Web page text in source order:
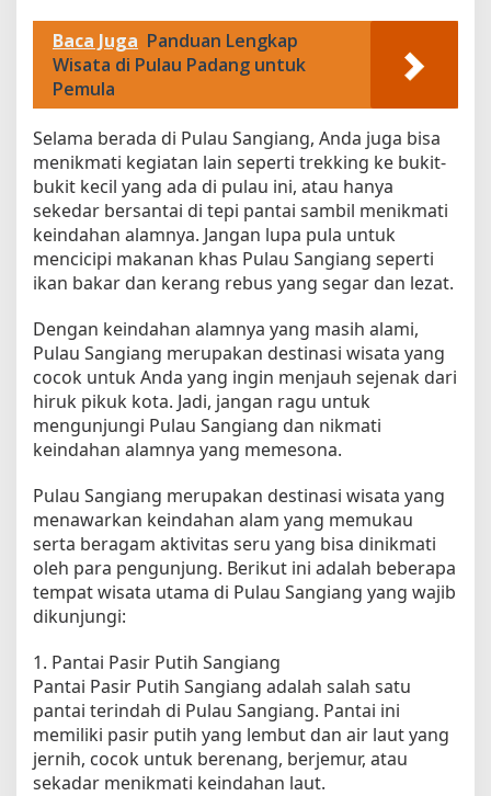
Baca Juga Panduan Lengkap
Wisata di Pulau Padang untuk
Pemula
Selama berada di Pulau Sangiang, Anda juga bisa
menikmati kegiatan lain seperti trekking ke bukit-
bukit kecil yang ada di pulau ini, atau hanya
sekedar bersantai di tepi pantai sambil menikmati
keindahan alamnya. Jangan lupa pula untuk
mencicipi makanan khas Pulau Sangiang seperti
ikan bakar dan kerang rebus yang segar dan lezat.
Dengan keindahan alamnya yang masih alami,
Pulau Sangiang merupakan destinasi wisata yang
cocok untuk Anda yang ingin menjauh sejenak dari
hiruk pikuk kota. Jadi, jangan ragu untuk
mengunjungi Pulau Sangiang dan nikmati
keindahan alamnya yang memesona.
Pulau Sangiang merupakan destinasi wisata yang
menawarkan keindahan alam yang memukau
serta beragam aktivitas seru yang bisa dinikmati
oleh para pengunjung. Berikut ini adalah beberapa
tempat wisata utama di Pulau Sangiang yang wajib
dikunjungi:
1. Pantai Pasir Putih Sangiang
Pantai Pasir Putih Sangiang adalah salah satu
pantai terindah di Pulau Sangiang. Pantai ini
memiliki pasir putih yang lembut dan air laut yang
jernih, cocok untuk berenang, berjemur, atau
sekadar menikmati keindahan laut.